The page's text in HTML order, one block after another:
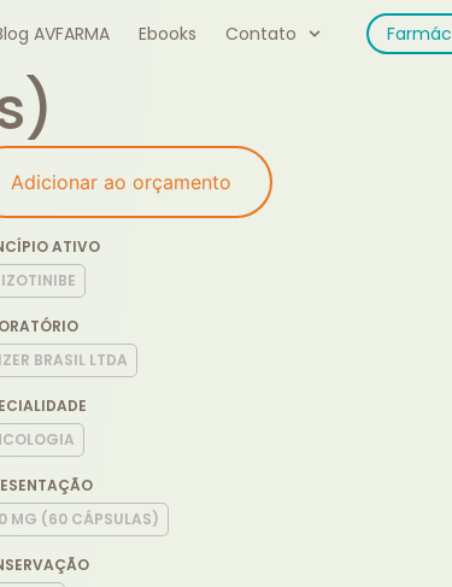
AVFARMA Ebooks Contato
Adicionar ao orçamento
ATIVO
BRASIL LTDA
MG (60 CÁPSULAS)